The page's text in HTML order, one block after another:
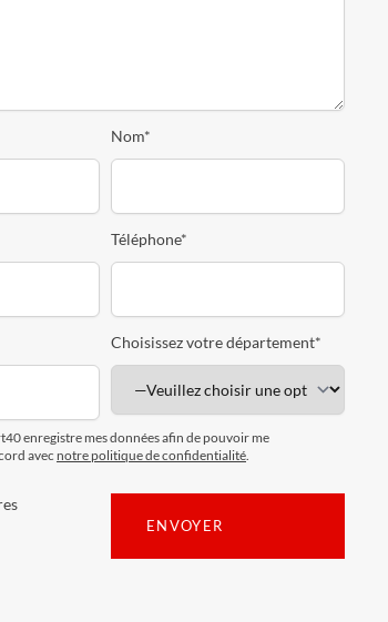
Nom*
Téléphone*
Choisissez votre département*
enregistre mes données afin de pouvoir me
avec notre politique de confidentialité.